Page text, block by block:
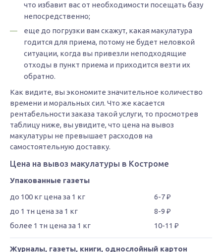
что избавит вас от необходимости посещать базу
непосредственно;
еще до погрузки вам скажут, какая макулатура
годится для приема, потому не будет неловкой
ситуации, когда вы привезли неподходящие
отходы в пункт приема и приходится везти их
обратно.
Как видите, вы экономите значительное количество
времени и моральных сил. Что же касается
рентабельности заказа такой услуги, то просмотрев
таблицу ниже, вы увидите, что цена на вывоз
макулатуры не превышает расходов на
самостоятельную доставку.
Цена на вывоз макулатуры в Костроме
Упакованные газеты
6-7 ₽
8-9 ₽
10-11 ₽
Журналы, газеты, книги, однослойный картон